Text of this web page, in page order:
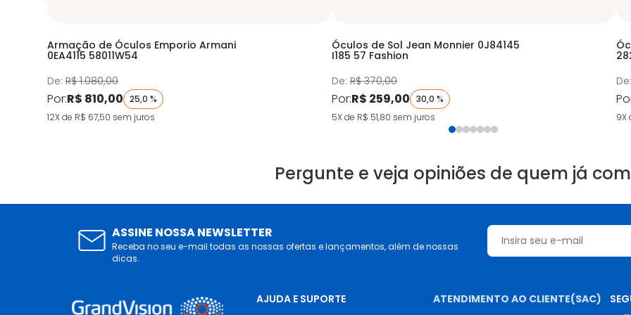
Armação de Óculos Emporio Armani
0EA4115 58011W54
De:R$ 1.080,00
Por:R$ 810,00 25,0 %
12X de R$ 67,50 sem juros
Óculos de Sol Jean Monnier 0J84145
I185 57 Fashion
De:R$ 370,00
Por:R$ 259,00 30,0 %
5X de R$ 51,80 sem juros
9X
Pergunte e veja opiniões de quem já
ASSINE NOSSA NEWSLETTER
Receba no seu e-mail todas as nossas ofertas e lançamentos, além de nossas
dicas.
AJUDA E SUPORTE ATENDIMENTO AO CLIENTE(SAC)